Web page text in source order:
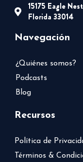
15175 Eagle
Florida 33014
Navegación
¿Quiénes somos?
Podcasts
Blog
Recursos
Política de
Términos &